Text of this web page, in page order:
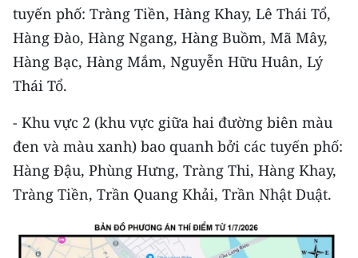
Media Môi trường
Ảnh
Infographic
TIN MỚI
TIN ĐỊA PHƯƠNG
Đồng bằng sông Hồng
tuyến phố: Tràng Tiền, Hàng Khay, Lê Thái Tổ,
Hàng Đào, Hàng Ngang, Hàng Buồm, Mã Mây,
Hàng Bạc, Hàng Mắm, Nguyễn Hữu Huân, Lý
Thái Tổ.
- Khu vực 2 (khu vực giữa hai đường biên màu
đen và màu xanh) bao quanh bởi các tuyến phố:
Hàng Đậu, Phùng Hưng, Tràng Thi, Hàng Khay,
Tràng Tiền, Trần Quang Khải, Trần Nhật Duật.